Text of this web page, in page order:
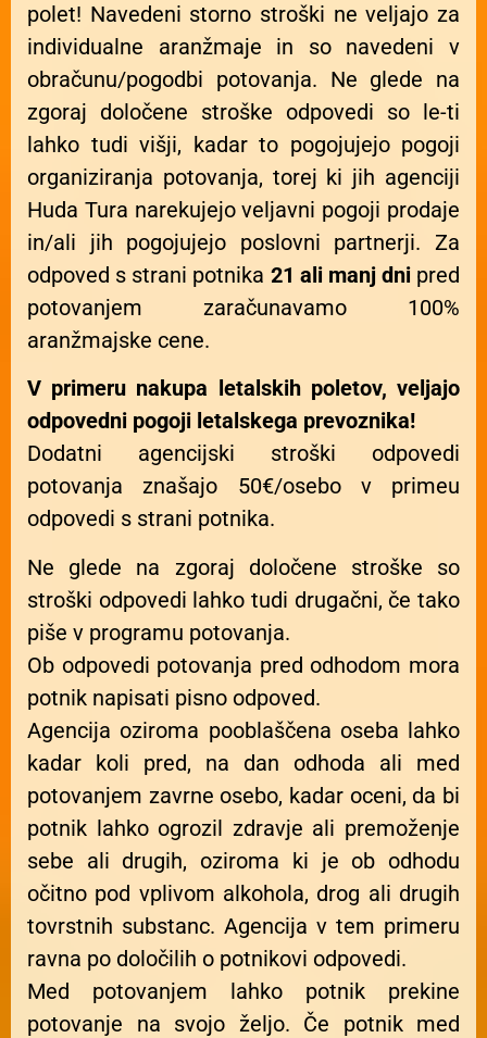
polet! Navedeni storno stroški ne veljajo za
individualne aranžmaje in so navedeni v
obračunu/pogodbi potovanja. Ne glede na
zgoraj določene stroške odpovedi so le-ti
lahko tudi višji, kadar to pogojujejo pogoji
organiziranja potovanja, torej ki jih agenciji
Huda Tura narekujejo veljavni pogoji prodaje
in/ali jih pogojujejo poslovni partnerji. Za
odpoved s strani potnika 21 ali manj dnipred
potovanjem zaračunavamo 100%
aranžmajske cene.
V primeru nakupa letalskih poletov, veljajo
odpovedni pogoji letalskega prevoznika!
Dodatni agencijski stroški odpovedi
potovanja znašajo 50€/osebo v primeu
odpovedi s strani potnika.
Ne glede na zgoraj določene stroške so
stroški odpovedi lahko tudi drugačni, če tako
piše v programu potovanja.
Ob odpovedi potovanja pred odhodom mora
potnik napisati pisno odpoved.
Agencija oziroma pooblaščena oseba lahko
kadar koli pred, na dan odhoda ali med
potovanjem zavrne osebo, kadar oceni, da bi
potnik lahko ogrozil zdravje ali premoženje
sebe ali drugih, oziroma ki je ob odhodu
očitno pod vplivom alkohola, drog ali drugih
tovrstnih substanc. Agencija v tem primeru
ravna po določilih o potnikovi odpovedi.
Med potovanjem lahko potnik prekine
potovanje na svojo željo. Če potnik med